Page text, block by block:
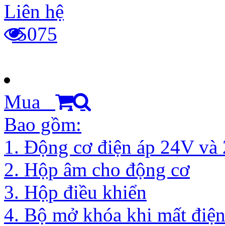
Liên hệ
5075
Mua
Bao gồm:
1. Động cơ điện áp 24V và
2. Hộp âm cho động cơ
3. Hộp điều khiển
4. Bộ mở khóa khi mất điện